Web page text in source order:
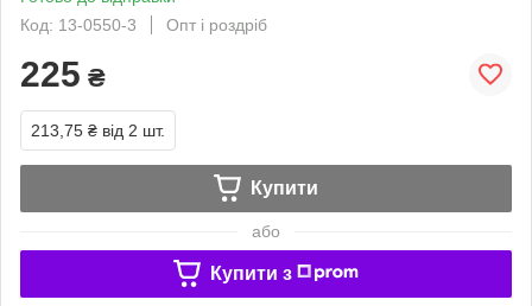
Код: 13-0550-3
Опт і роздріб
225 ₴
213,75 ₴ від 2 шт.
Купити
або
Купити з